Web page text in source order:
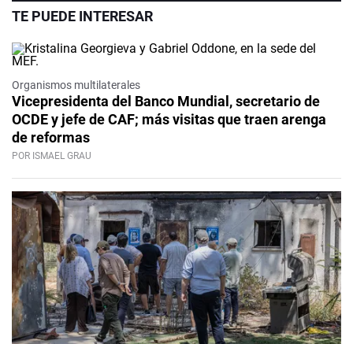
TE PUEDE INTERESAR
Organismos multilaterales
Vicepresidenta del Banco Mundial, secretario de
OCDE y jefe de CAF; más visitas que traen arenga
de reformas
POR ISMAEL GRAU